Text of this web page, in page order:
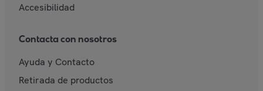
Accesibilidad
Contacta con nosotros
Ayuda y Contacto
Retirada de productos